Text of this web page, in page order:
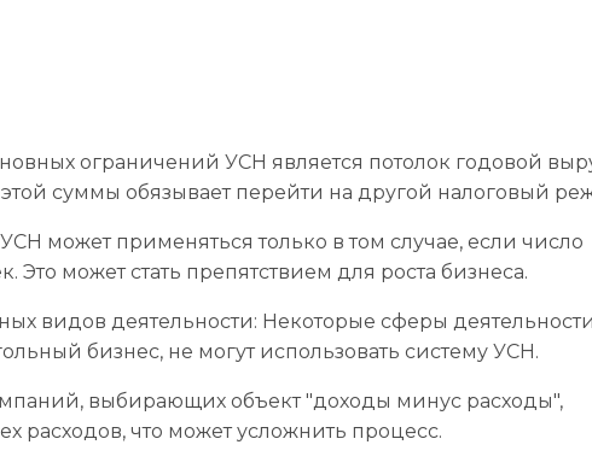
ограничений УСН является потолок годовой
суммы обязывает перейти на другой налоговый
может применяться только в том случае, если число
Это может стать препятствием для роста бизнеса.
видов деятельности: Некоторые сферы
бизнес, не могут использовать систему УСН.
выбирающих объект "доходы минус расходы",
расходов, что может усложнить процесс.